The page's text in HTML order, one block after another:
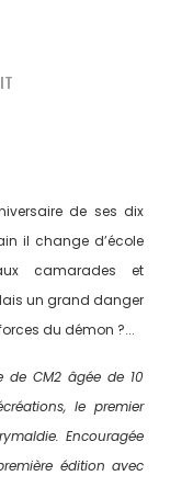
de ses dix
il change d’école
camarades et
un grand danger
du démon ?...
CM2 âgée de 10
le premier
Encouragée
édition avec